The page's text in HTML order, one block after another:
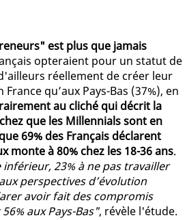
est plus que jamais
opteraient pour un statut de
réellement de créer leur
qu’aux Pays-Bas (37%), en
au cliché qui décrit la
que les Millennials sont en
69% des Français déclarent
à 80% chez les 18-36 ans.
23% à ne pas travailler
perspectives d’évolution
avoir fait des compromis
aux Pays-Bas", révèle l'étude.